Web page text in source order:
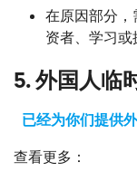
在原因部分
资者、学习或
5. 外国人临
已经为你们提供
查看更多：